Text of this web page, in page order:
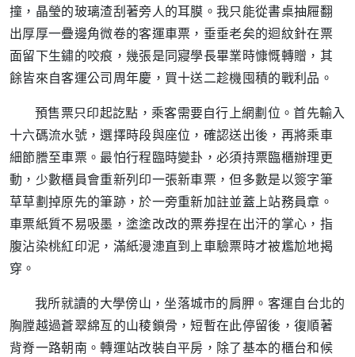
撞，晶瑩的玻璃渣刮著旁人的耳膜。我只能從書桌抽屜翻
出厚厚一疊邊角微卷的客運車票，垂垂老矣的迴紋針在票
面留下生鏽的咬痕，幾張是同寢學長畢業時慷慨轉贈，其
餘皆來自客運公司周年慶，買十送二趁機囤積的戰利品。
預售票只印起訖點，乘客需要自行上網劃位。首先輸入
十六碼流水號，選擇時段與座位，確認送出後，再將乘車
細節謄至車票。最怕行程臨時變卦，必須持票臨櫃辦理更
動，少數櫃員會重新列印一張新車票，但多數是以簽字筆
草草劃掉原先的筆跡，於一旁重新加註並蓋上站務員章。
車票紙質不易吸墨，塗塗改改的票券捏在出汗的掌心，指
腹沾染桃紅印泥，滿紙漫漶直到上車驗票時才被尷尬地揭
穿。
我所就讀的大學傍山，坐落城市的肩胛。客運自台北的
胸膛越過蒼翠綿亙的山稜鎖骨，短暫在此停留後，復順著
背脊一路朝南。轉運站改裝自平房，除了基本的櫃台和候